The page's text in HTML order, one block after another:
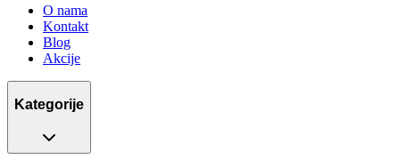
O nama
Kontakt
Blog
Akcije
Kategorije